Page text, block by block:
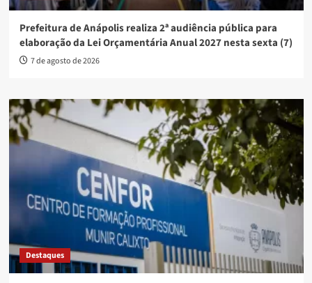
Prefeitura de Anápolis realiza 2ª audiência pública para
elaboração da Lei Orçamentária Anual 2027 nesta sexta (7)
7 de agosto de 2026
Destaques